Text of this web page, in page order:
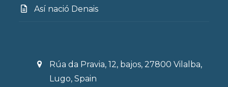
Así nació Denais
Rúa da Pravia, 12, bajos, 27800 Vilalba,
Lugo, Spain